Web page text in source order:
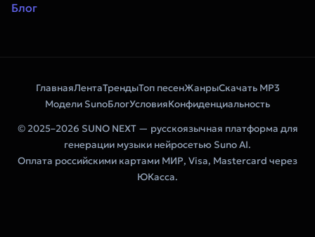
Блог
ГлавнаяЛентаТрендыТоп песенЖанрыСкачать MP3
Модели SunoБлогУсловияКонфиденциальность
© 2025–2026 SUNO NEXT — русскоязычная платформа для
генерации музыки нейросетью Suno AI.
Оплата российскими картами МИР, Visa, Mastercard через
ЮКасса.